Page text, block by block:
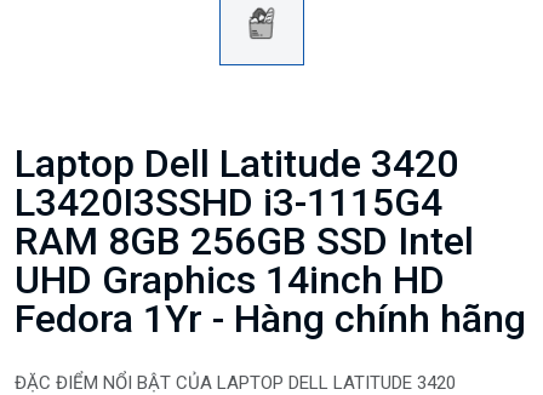
Laptop Dell Latitude 3420
L3420I3SSHD i3-1115G4
RAM 8GB 256GB SSD Intel
UHD Graphics 14inch HD
Fedora 1Yr - Hàng chính hãng
ĐẶC ĐIỂM NỔI BẬT CỦA LAPTOP DELL LATITUDE 3420